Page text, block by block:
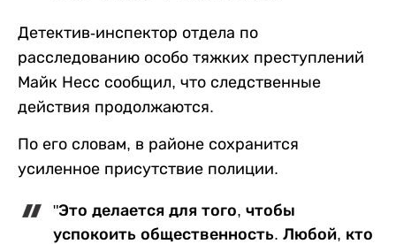
Детектив-инспектор отдела по
расследованию особо тяжких преступлений
Майк Несс сообщил, что следственные
действия продолжаются.
По его словам, в районе сохранится
усиленное присутствие полиции.
"Это делается для того, чтобы
успокоить общественность. Любой, кто